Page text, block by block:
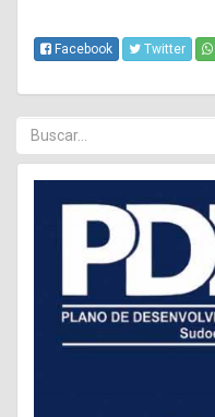
Facebook Twitter